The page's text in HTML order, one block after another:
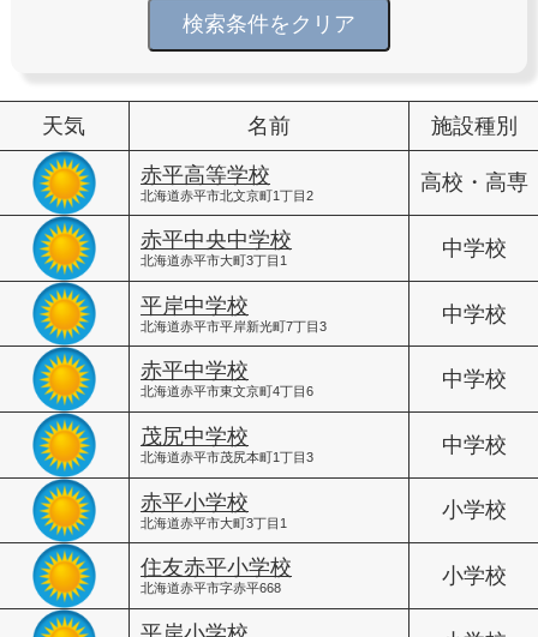
検索条件をクリア
天気 名前 施設種別
赤平高等学校
北海道赤平市北文京町1丁目2
高校・高専
赤平中央中学校
北海道赤平市大町3丁目1
中学校
平岸中学校
北海道赤平市平岸新光町7丁目3
中学校
赤平中学校
北海道赤平市東文京町4丁目6
中学校
茂尻中学校
北海道赤平市茂尻本町1丁目3
中学校
赤平小学校
北海道赤平市大町3丁目1
小学校
住友赤平小学校
北海道赤平市字赤平668
小学校